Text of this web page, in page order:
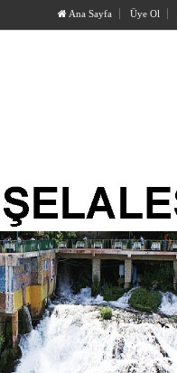
Ana Sayfa Üye Ol